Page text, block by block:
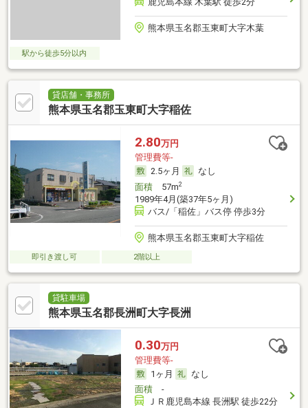
熊本県玉名郡玉東町大字木葉
駅から徒歩5分以内
貸店舗・事務所
熊本県玉名郡玉東町大字稲佐
2.80万円
管理費等-
2.5ヶ月
なし
面積57m2
1989年4月(築37年5ヶ月)
バス/「稲佐」バス停 停歩3分
熊本県玉名郡玉東町大字稲佐
即引き渡し可 2階以上
貸駐車場
熊本県玉名郡長洲町大字長洲
0.30万円
管理費等-
1ヶ月
なし
面積-
ＪＲ鹿児島本線 長洲駅 徒歩22分